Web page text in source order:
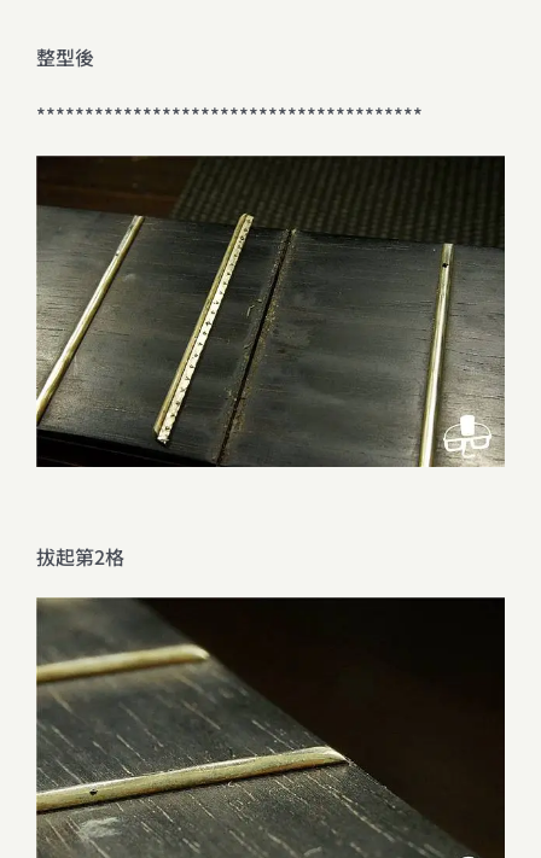
整型後
****************************************
拔起第2格